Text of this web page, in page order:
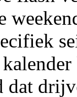
dat